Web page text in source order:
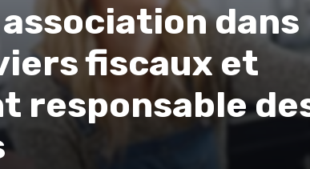
dans
fiscaux et
responsable